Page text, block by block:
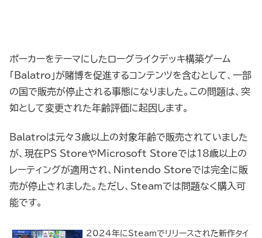
ポーカーをテーマにしたローグライクデッキ構築ゲーム
「Balatro」が賭博を促進するコンテンツを含むとして、一部
の国で販売が停止される事態になりました。この問題は、突
如として変更された年齢評価に起因します。
Balatroは元々3歳以上の対象年齢で販売されていました
が、現在PS StoreやMicrosoft Storeでは18歳以上の
レーティングが適用され、Nintendo Storeでは完全に販
売が停止されました。ただし、Steamでは問題なく購入可
能です。
2024年にSteamでリリースされた新作タイ